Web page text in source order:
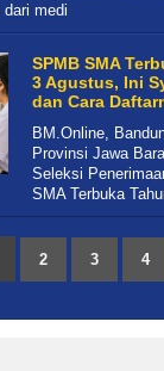
dari medi
SPMB SMA
3 Agustus, Ini
dan Cara
BM.Online,
Provinsi Jawa
Seleksi
SMA Terbuka
2 3 4